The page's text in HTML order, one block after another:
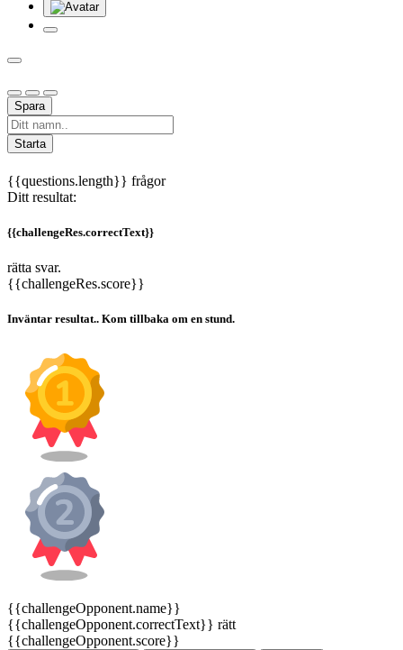
Spara
Starta
{{questions.length}} frågor
Ditt resultat:
{{challengeRes.correctText}}
rätta svar.
{{challengeRes.score}}
Inväntar resultat.. Kom tillbaka om en stund.
{{challengeOpponent.name}}
{{challengeOpponent.correctText}} rätt
{{challengeOpponent.score}}